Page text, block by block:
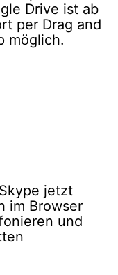
Drive ist ab
per Drag and
möglich.
jetzt
im Browser
und